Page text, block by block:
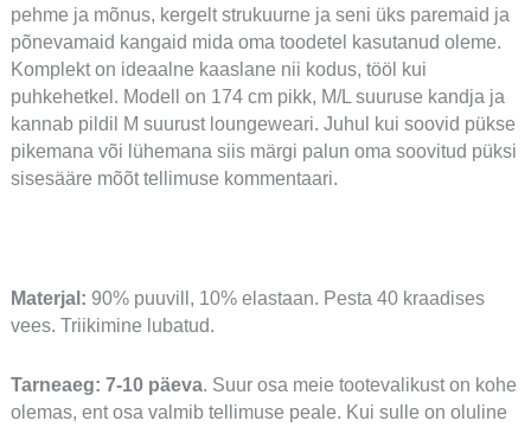
pehme ja mõnus, kergelt strukuurne ja seni üks paremaid ja
põnevamaid kangaid mida oma toodetel kasutanud oleme.
Komplekt on ideaalne kaaslane nii kodus, tööl kui
puhkehetkel. Modell on 174 cm pikk, M/L suuruse kandja ja
kannab pildil M suurust loungeweari. Juhul kui soovid pükse
pikemana või lühemana siis märgi palun oma soovitud püksi
sisesääre mõõt tellimuse kommentaari.
Materjal: 90% puuvill, 10% elastaan. Pesta 40 kraadises
vees. Triikimine lubatud.
Tarneaeg: 7-10 päeva. Suur osa meie tootevalikust on kohe
olemas, ent osa valmib tellimuse peale. Kui sulle on oluline